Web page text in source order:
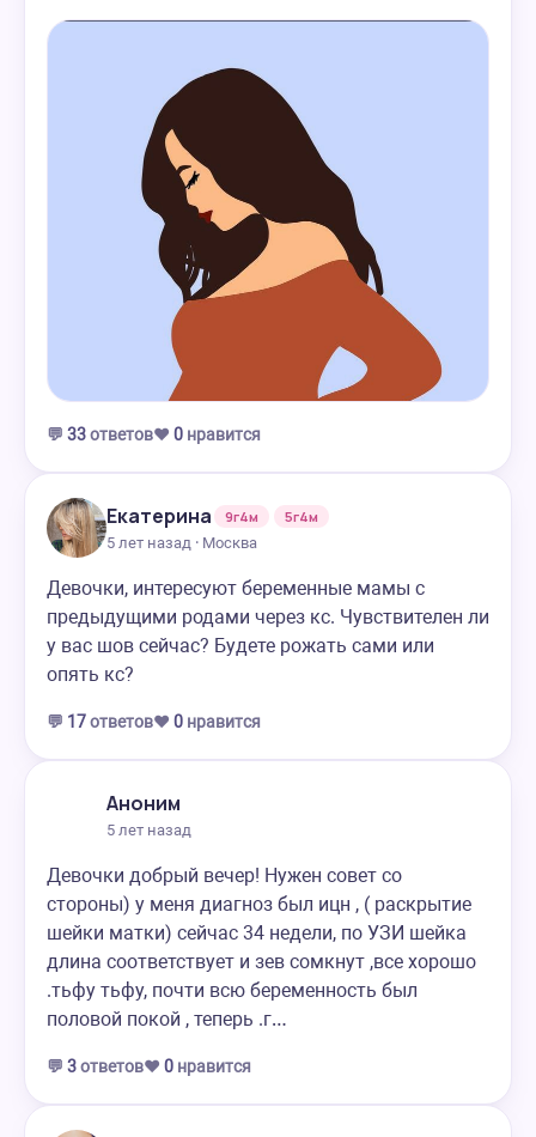
💬 33ответов❤️ 0 нравится
Екатерина 9г4м
5г4м
5 лет назад · Москва
Девочки, интересуют беременные мамы с
предыдущими родами через кс. Чувствителен ли
у вас шов сейчас? Будете рожать сами или
опять кс?
💬 17ответов❤️ 0 нравится
Аноним
5 лет назад
Девочки добрый вечер! Нужен совет со
стороны) у меня диагноз был ицн , ( раскрытие
шейки матки) сейчас 34 недели, по УЗИ шейка
длина соответствует и зев сомкнут ,все хорошо
.тьфу тьфу, почти всю беременность был
половой покой , теперь .г…
💬 3ответов❤️ 0 нравится